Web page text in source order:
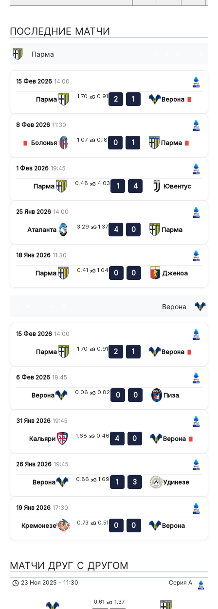
ПОСЛЕДНИЕ МАТЧИ
Парма
15 Фев 2026 14:00
Парма 1.70 xG 0.91 2 1 Верона
8 Фев 2026 11:30
Болонья 1.07 xG 0.18 0 1 Парма
1 Фев 2026 19:45
Парма 0.48 xG 4.03 1 4 Ювентус
25 Янв 2026 14:00
Аталанта 3.29 xG 1.37 4 0 Парма
18 Янв 2026 11:30
Парма 0.41 xG 1.04 0 0 Дженоа
Верона
15 Фев 2026 14:00
Парма 1.70 xG 0.91 2 1 Верона
6 Фев 2026 19:45
Верона 0.06 xG 0.82 0 0 Пиза
31 Янв 2026 19:45
Кальяри 1.68 xG 0.46 4 0 Верона
26 Янв 2026 19:45
Верона 0.86 xG 1.69 1 3 Удинезе
19 Янв 2026 17:30
Кремонезе 0.73 xG 0.51 0 0 Верона
МАТЧИ ДРУГ С ДРУГОМ
Серия А
23 Ноя 2025 - 11:30
0.61 xG 1.37